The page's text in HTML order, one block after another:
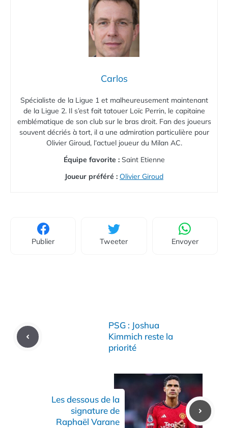
Carlos
Spécialiste de la Ligue 1 et malheureusement maintenant
de la Ligue 2. Il s’est fait tatouer Loïc Perrin, le capitaine
emblématique de son club sur le bras droit. Fan des joueurs
souvent décriés à tort, il a une admiration particulière pour
Olivier Giroud, l’actuel joueur du Milan AC.
Équipe favorite :Saint Etienne
Joueur préféré : Olivier Giroud
Publier Tweeter Envoyer
PSG : Joshua
Kimmich reste la
priorité
Les dessous de la
signature de
Raphaël Varane